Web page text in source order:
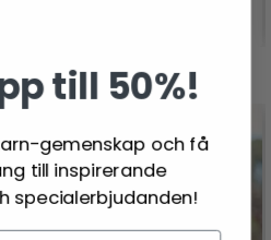
till 50%!
gemenskap och få
till inspirerande
specialerbjudanden!